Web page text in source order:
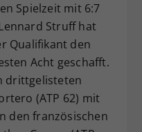
Spielzeit mit 6:7
Struff hat
Qualifikant den
Acht geschafft.
drittgelisteten
(ATP 62) mit
den französischen